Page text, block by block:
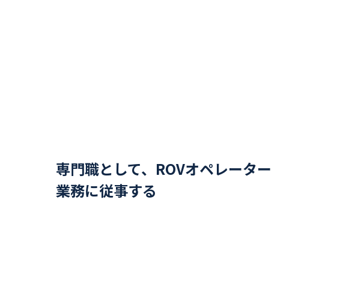
専門職として、ROVオペレーター
業務に従事する